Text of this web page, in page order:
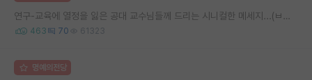
연구-교육에 열정을 잃은 공대 교수님들께 드리는 시니컬한 메세지...(ㅂㄷㅂㄷ)
463 70 61323
명예의전당